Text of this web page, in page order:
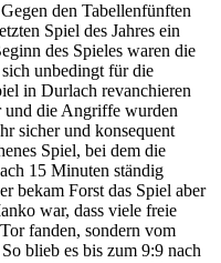
den Tabellenfünften
Spiel des Jahres ein
des Spieles waren die
unbedingt für die
in Durlach revanchieren
und die Angriffe wurden
sicher und konsequent
Spiel, bei dem die
15 Minuten ständig
bekam Forst das Spiel aber
war, dass viele freie
fanden, sondern vom
blieb es bis zum 9:9 nach